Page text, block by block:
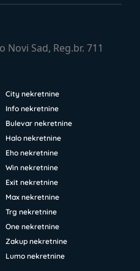
Sad, Reg.br. 711
City nekretnine
Info nekretnine
Bulevar nekretnine
Halo nekretnine
Eho nekretnine
Win nekretnine
Exit nekretnine
Max nekretnine
Trg nekretnine
One nekretnine
Zakup nekretnine
Lumo nekretnine